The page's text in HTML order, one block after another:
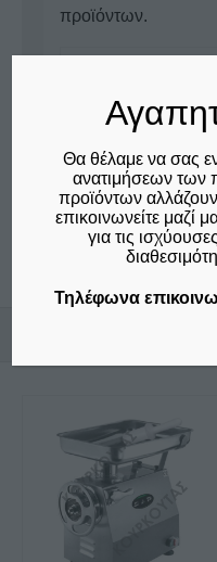
προϊόντων.
Τηλέφωνα
πολλαπλές
Θα θέλαμε να σας
ανατιμήσεων των
προϊόντων
επικοινωνείτε μαζί
για τις
Τηλέφωνα